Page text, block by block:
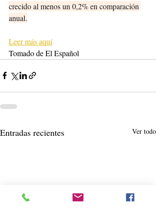
crecido al menos un 0,2% en comparación
anual.
Leer más aquí
Tomado de El Español
Entradas recientes Ver todo